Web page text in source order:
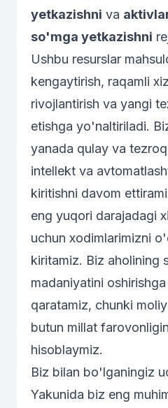
yetkazishni va
so'mga yetkazishni
Ushbu resurslar
kengaytirish, raqamli
rivojlantirish va yangi
etishga yo'naltiriladi.
yanada qulay va
intellekt va
kiritishni davom
eng yuqori darajadagi
uchun xodimlarimizni
kiritamiz. Biz aholining
madaniyatini
qaratamiz, chunki
butun millat
hisoblaymiz.
Biz bilan bo'lganingiz
Yakunida biz eng